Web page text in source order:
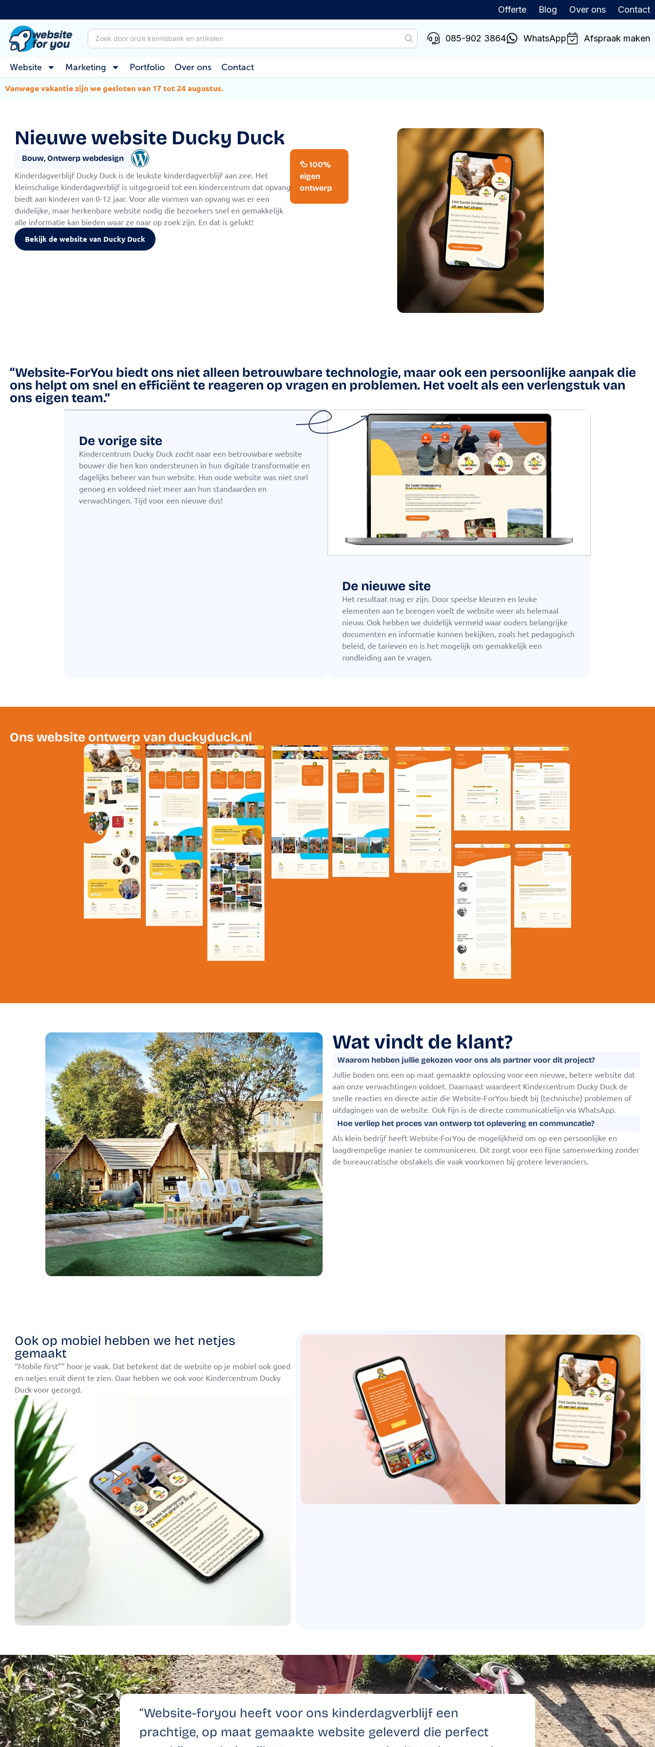
Offerte Blog Over ons Contact
085-902 3864 WhatsApp Afspraak maken
Website Marketing Portfolio Over ons Contact
Vanwege vakantie zijn we gesloten van 17 tot 24 augustus.
Nieuwe website Ducky Duck
Bouw, Ontwerp webdesign
Kinderdagverblijf Ducky Duck is de leukste kinderdagverblijf aan zee. Het
kleinschalige kinderdagverblijf is uitgegroeid tot een kindercentrum dat opvang
biedt aan kinderen van 0-12 jaar. Voor alle vormen van opvang was er een
duidelijke, maar herkenbare website nodig die bezoekers snel en gemakkelijk
alle informatie kan bieden waar ze naar op zoek zijn. En dat is gelukt!
Bekijk de website van Ducky Duck
🦆 100%
eigen
ontwerp
“Website-ForYou biedt ons niet alleen betrouwbare technologie, maar ook een persoonlijke aanpak die
ons helpt om snel en efficiënt te reageren op vragen en problemen. Het voelt als een verlengstuk van
ons eigen team.”
De vorige site
Kindercentrum Ducky Duck zocht naar een betrouwbare website
bouwer die hen kon ondersteunen in hun digitale transformatie en
dagelijks beheer van hun website. Hun oude website was niet snel
genoeg en voldeed niet meer aan hun standaarden en
verwachtingen. Tijd voor een nieuwe dus!
De nieuwe site
Het resultaat mag er zijn. Door speelse kleuren en leuke
elementen aan te brengen voelt de website weer als helemaal
nieuw. Ook hebben we duidelijk vermeld waar ouders belangrijke
documenten en informatie kunnen bekijken, zoals het pedagogisch
beleid, de tarieven en is het mogelijk om gemakkelijk een
rondleiding aan te vragen.
Ons website ontwerp van duckyduck.nl
Wat vindt de klant?
Waarom hebben jullie gekozen voor ons als partner voor dit project?
Jullie boden ons een op maat gemaakte oplossing voor een nieuwe, betere website dat
aan onze verwachtingen voldoet. Daarnaast waardeert Kindercentrum Ducky Duck de
snelle reacties en directe actie die Website-ForYou biedt bij (technische) problemen of
uitdagingen van de website. Ook fijn is de directe communicatielijn via WhatsApp.
Hoe verliep het proces van ontwerp tot oplevering en communcatie?
Als klein bedrijf heeft Website-ForYou de mogelijkheid om op een persoonlijke en
laagdrempelige manier te communiceren. Dit zorgt voor een fijne samenwerking zonder
de bureaucratische obstakels die vaak voorkomen bij grotere leveranciers.
Ook op mobiel hebben we het netjes
gemaakt
“Mobile first”” hoor je vaak. Dat betekent dat de website op je mobiel ook goed
en netjes eruit dient te zien. Daar hebben we ook voor Kindercentrum Ducky
Duck voor gezorgd.
“Website-foryou heeft voor ons kinderdagverblijf een
prachtige, op maat gemaakte website geleverd die perfect